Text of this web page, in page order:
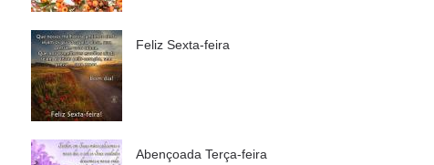
Feliz Sexta-feira
Abençoada Terça-feira